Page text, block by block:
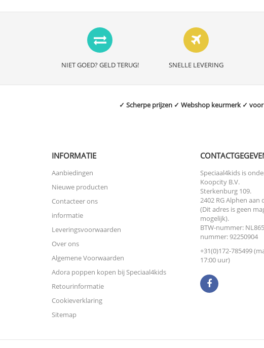
NIET GOED? GELD TERUG! SNELLE LEVERING
✓ Scherpe prijzen ✓ Webshop keurmerk ✓ voor
INFORMATIE
Aanbiedingen
Nieuwe producten
Contacteer ons
informatie
Leveringsvoorwaarden
Over ons
Algemene Voorwaarden
Adora poppen kopen bij Speciaal4kids
Retourinformatie
Cookieverklaring
Sitemap
Speciaal4kids is
Koopcity B.V.
Sterkenburg 109.
2402 RG Alphen aan
(Dit adres is geen
mogelijk).
BTW-nummer:
nummer: 92250904
+31(0)172-785499
17:00 uur)